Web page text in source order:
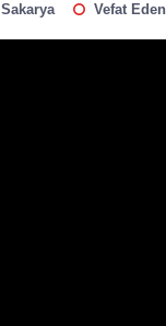
Sakarya Vefat